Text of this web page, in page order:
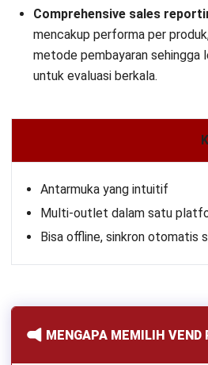
Comprehensive sales
mencakup performa per
metode pembayaran sehingga
untuk evaluasi berkala.
Antarmuka yang intuitif
Multi-outlet dalam satu
Bisa offline, sinkron otomatis
MENGAPA MEMILIH VEND